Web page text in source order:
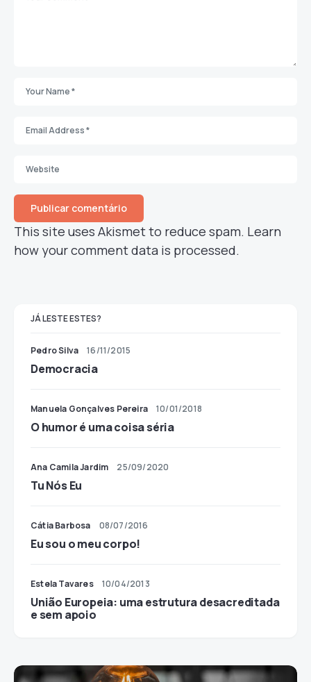
This site uses Akismet to reduce spam. Learn
how your comment data is processed.
JÁ LESTE ESTES?
Pedro Silva 16/11/2015
Democracia
Manuela Gonçalves Pereira 10/01/2018
O humor é uma coisa séria
Ana Camila Jardim 25/09/2020
Tu Nós Eu
Cátia Barbosa 08/07/2016
Eu sou o meu corpo!
Estela Tavares 10/04/2013
União Europeia: uma estrutura desacreditada
e sem apoio